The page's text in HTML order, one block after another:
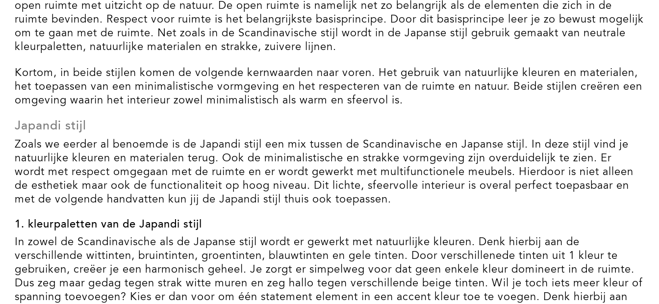
open ruimte met uitzicht op de natuur. De open ruimte is namelijk net zo belangrijk als de elementen die zich in de
ruimte bevinden. Respect voor ruimte is het belangrijkste basisprincipe. Door dit basisprincipe leer je zo bewust mogelijk
om te gaan met de ruimte. Net zoals in de Scandinavische stijl wordt in de Japanse stijl gebruik gemaakt van neutrale
kleurpaletten, natuurlijke materialen en strakke, zuivere lijnen.
Kortom, in beide stijlen komen de volgende kernwaarden naar voren. Het gebruik van natuurlijke kleuren en materialen,
het toepassen van een minimalistische vormgeving en het respecteren van de ruimte en natuur. Beide stijlen creëren een
omgeving waarin het interieur zowel minimalistisch als warm en sfeervol is.
Japandi stijl
Zoals we eerder al benoemde is de Japandi stijl een mix tussen de Scandinavische en Japanse stijl. In deze stijl vind je
natuurlijke kleuren en materialen terug. Ook de minimalistische en strakke vormgeving zijn overduidelijk te zien. Er
wordt met respect omgegaan met de ruimte en er wordt gewerkt met multifunctionele meubels. Hierdoor is niet alleen
de esthetiek maar ook de functionaliteit op hoog niveau. Dit lichte, sfeervolle interieur is overal perfect toepasbaar en
met de volgende handvatten kun jij de Japandi stijl thuis ook toepassen.
1. kleurpaletten van de Japandi stijl
In zowel de Scandinavische als de Japanse stijl wordt er gewerkt met natuurlijke kleuren. Denk hierbij aan de
verschillende wittinten, bruintinten, groentinten, blauwtinten en gele tinten. Door verschillenede tinten uit 1 kleur te
gebruiken, creëer je een harmonisch geheel. Je zorgt er simpelweg voor dat geen enkele kleur domineert in de ruimte.
Dus zeg maar gedag tegen strak witte muren en zeg hallo tegen verschillende beige tinten. Wil je toch iets meer kleur of
spanning toevoegen? Kies er dan voor om één statement element in een accent kleur toe te voegen. Denk hierbij aan